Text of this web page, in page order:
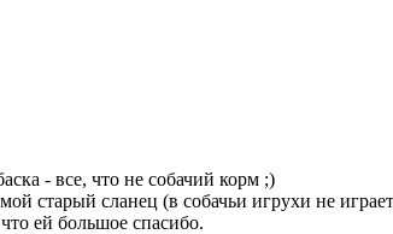
- все, что не собачий корм ;)
старый сланец (в собачьи игрухи не
ей большое спасибо.